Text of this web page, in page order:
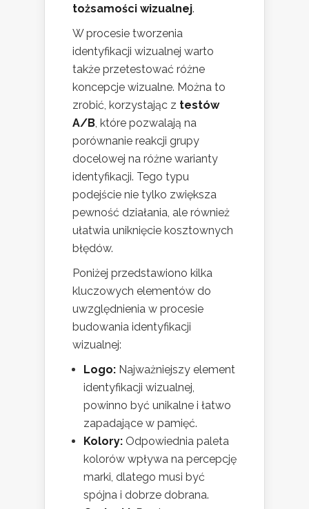
tożsamości wizualnej.
W procesie tworzenia
identyfikacji wizualnej warto
także przetestować różne
koncepcje wizualne. Można to
zrobić, korzystając z testów
A/B , które pozwalają na
porównanie reakcji grupy
docelowej na różne warianty
identyfikacji. Tego typu
podejście nie tylko zwiększa
pewność działania, ale również
ułatwia uniknięcie kosztownych
błędów.
Poniżej przedstawiono kilka
kluczowych elementów do
uwzględnienia w procesie
budowania identyfikacji
wizualnej:
Logo: Najważniejszy element
identyfikacji wizualnej,
powinno być unikalne i łatwo
zapadające w pamięć.
Kolory: Odpowiednia paleta
kolorów wpływa na percepcję
marki, dlatego musi być
spójna i dobrze dobrana.